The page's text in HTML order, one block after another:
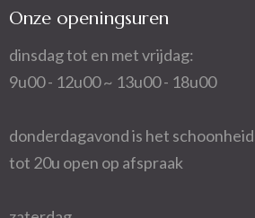
Onze openingsuren
dinsdag tot en met vrijdag:
9u00 - 12u00 ~ 13u00 - 18u00
donderdagavond is het
tot 20u open op afspraak